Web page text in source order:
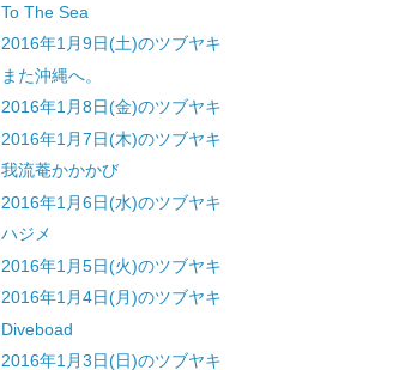
To The Sea
2016年1月9日(土)のツブヤキ
また沖縄へ。
2016年1月8日(金)のツブヤキ
2016年1月7日(木)のツブヤキ
我流菴かかかび
2016年1月6日(水)のツブヤキ
ハジメ
2016年1月5日(火)のツブヤキ
2016年1月4日(月)のツブヤキ
Diveboad
2016年1月3日(日)のツブヤキ